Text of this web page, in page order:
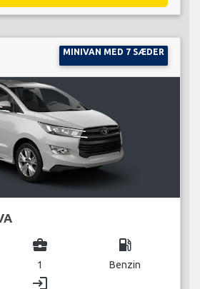
MINIVAN MED 7 SÆDER
business_center
1
local_gas_station
Benzin
login